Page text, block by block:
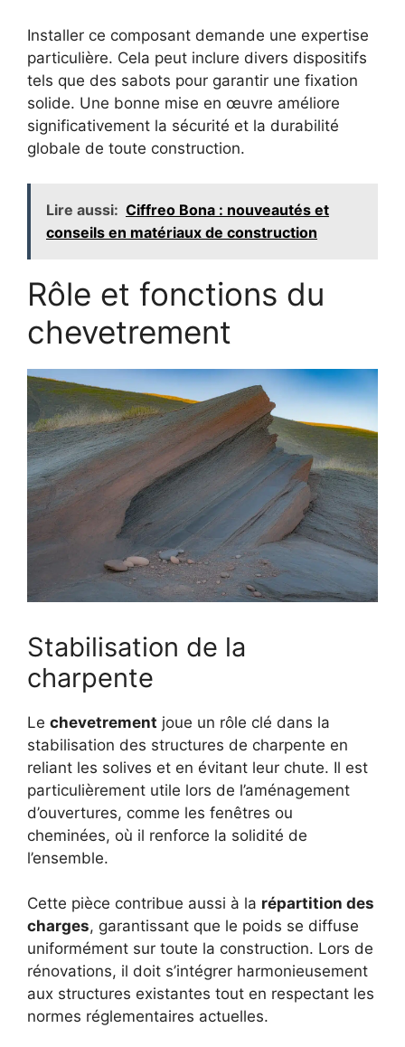
Installer ce composant demande une expertise
particulière. Cela peut inclure divers dispositifs
tels que des sabots pour garantir une fixation
solide. Une bonne mise en œuvre améliore
significativement la sécurité et la durabilité
globale de toute construction.
Lire aussi: Ciffreo Bona : nouveautés et
conseils en matériaux de construction
Rôle et fonctions du
chevetrement
Stabilisation de la
charpente
Le chevetrement joue un rôle clé dans la
stabilisation des structures de charpente en
reliant les solives et en évitant leur chute. Il est
particulièrement utile lors de l’aménagement
d’ouvertures, comme les fenêtres ou
cheminées, où il renforce la solidité de
l’ensemble.
Cette pièce contribue aussi à la répartition des
charges, garantissant que le poids se diffuse
uniformément sur toute la construction. Lors de
rénovations, il doit s’intégrer harmonieusement
aux structures existantes tout en respectant les
normes réglementaires actuelles.